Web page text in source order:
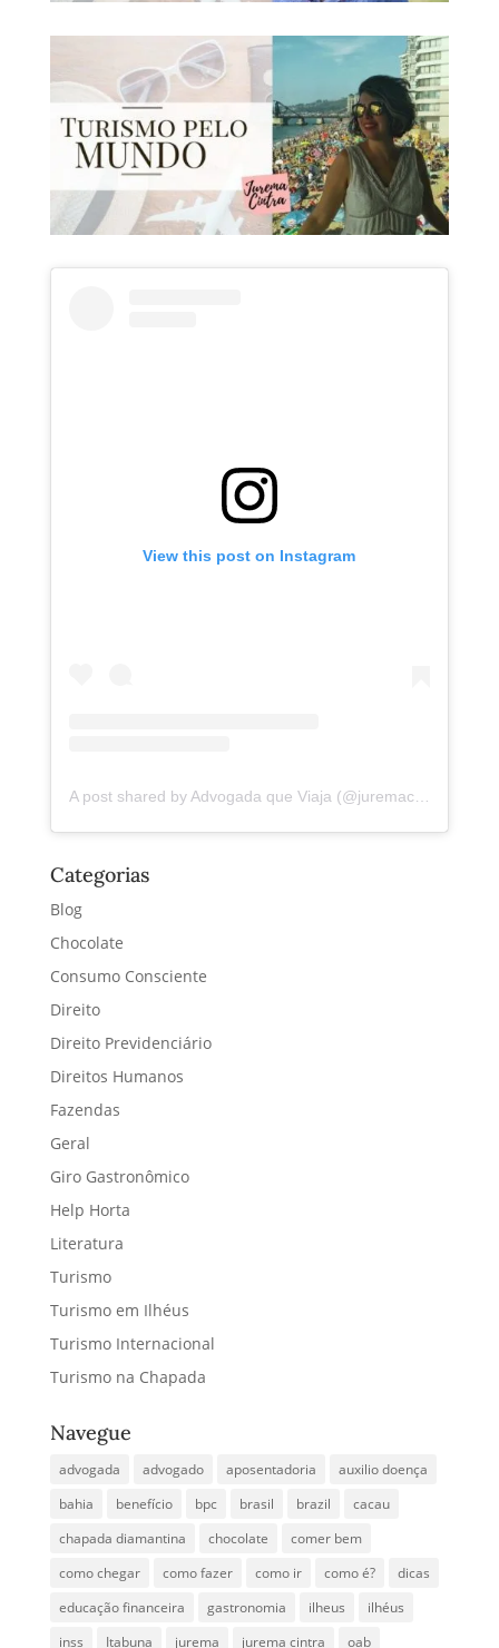
View this post on Instagram
A post shared by Advogada que Viaja (@juremacintra)
Categorias
Blog
Chocolate
Consumo Consciente
Direito
Direito Previdenciário
Direitos Humanos
Fazendas
Geral
Giro Gastronômico
Help Horta
Literatura
Turismo
Turismo em Ilhéus
Turismo Internacional
Turismo na Chapada
Navegue
advogada advogado aposentadoria
auxilio doença
bahia
benefício bpc brasil brazil
cacau
chapada diamantina
chocolate
comer bem
como chegar
como fazer como ir como é?
dicas
educação financeira
gastronomia ilheus
ilhéus
inss
Itabuna jurema jurema cintra oab